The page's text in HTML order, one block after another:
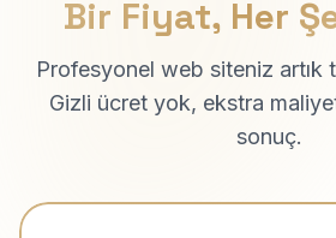
Bir Fiyat, Her
Profesyonel web siteniz artık
Gizli ücret yok, ekstra
sonuç.